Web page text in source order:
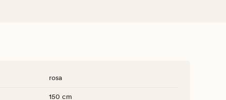
rosa
150 cm